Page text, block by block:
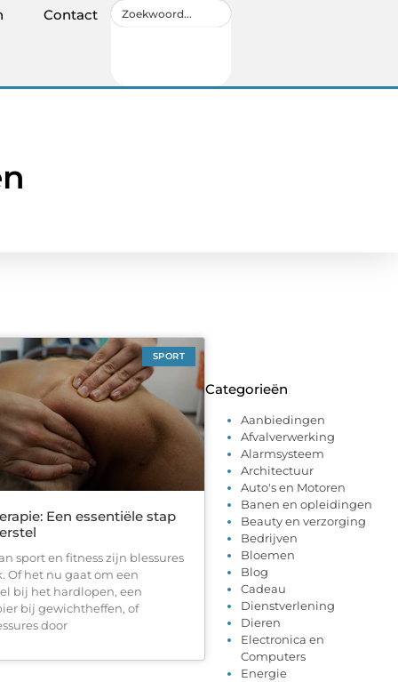
Contact
SPORT
Een essentiële stap
sport en fitness zijn blessures
Of het nu gaat om een
bij het hardlopen, een
bij gewichtheffen, of
door
Categorieën
Aanbiedingen
Afvalverwerking
Alarmsysteem
Architectuur
Auto's en Motoren
Banen en opleidingen
Beauty en verzorging
Bedrijven
Bloemen
Blog
Cadeau
Dienstverlening
Dieren
Electronica en
Computers
Energie